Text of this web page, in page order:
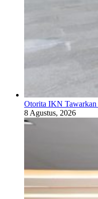
Otorita IKN Tawarkan
8 Agustus, 2026